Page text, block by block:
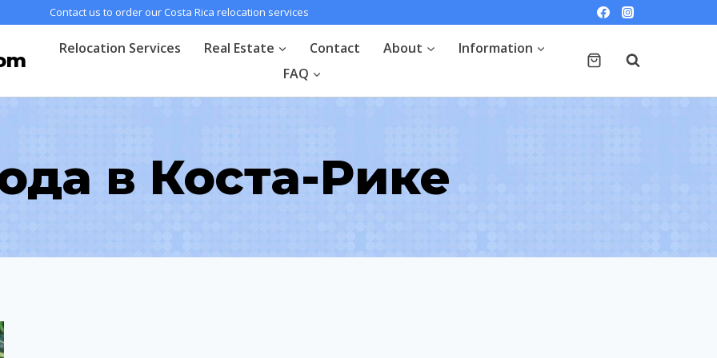
Contact us to order our Costa Rica relocation services
Relocation Services Real Estate Contact About
Information
FAQ
в Коста-Рике